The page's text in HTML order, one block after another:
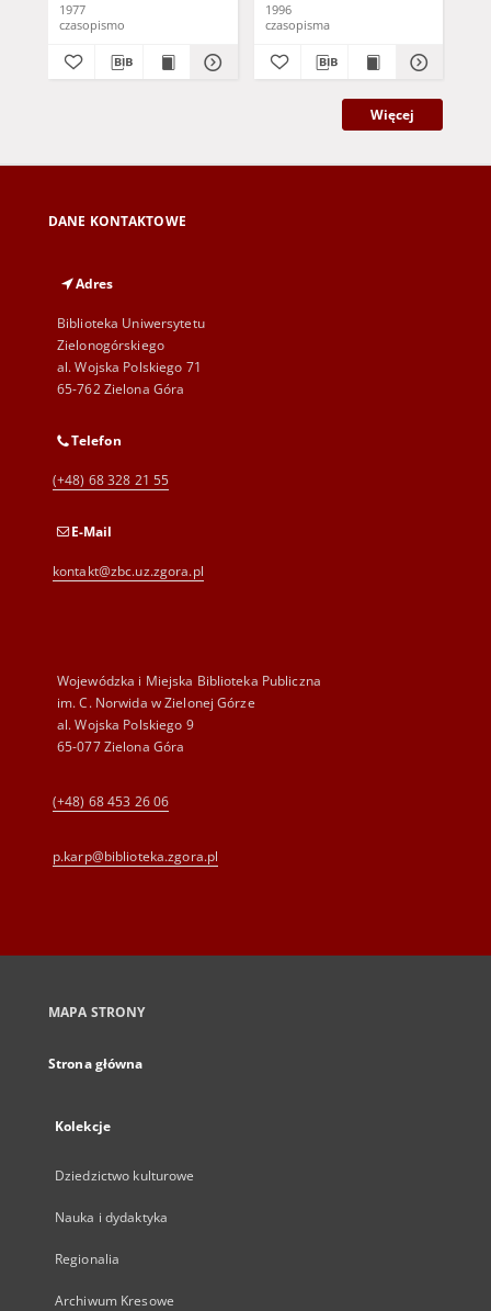
1977
czasopismo
1996
czasopisma
Więcej
DANE KONTAKTOWE
Adres
Biblioteka Uniwersytetu
Zielonogórskiego
al. Wojska Polskiego 71
65-762 Zielona Góra
Telefon
(+48) 68 328 21 55
E-Mail
kontakt@zbc.uz.zgora.pl
Wojewódzka i Miejska Biblioteka Publiczna
im. C. Norwida w Zielonej Górze
al. Wojska Polskiego 9
65-077 Zielona Góra
(+48) 68 453 26 06
p.karp@biblioteka.zgora.pl
MAPA STRONY
Strona główna
Kolekcje
Dziedzictwo kulturowe
Nauka i dydaktyka
Regionalia
Archiwum Kresowe